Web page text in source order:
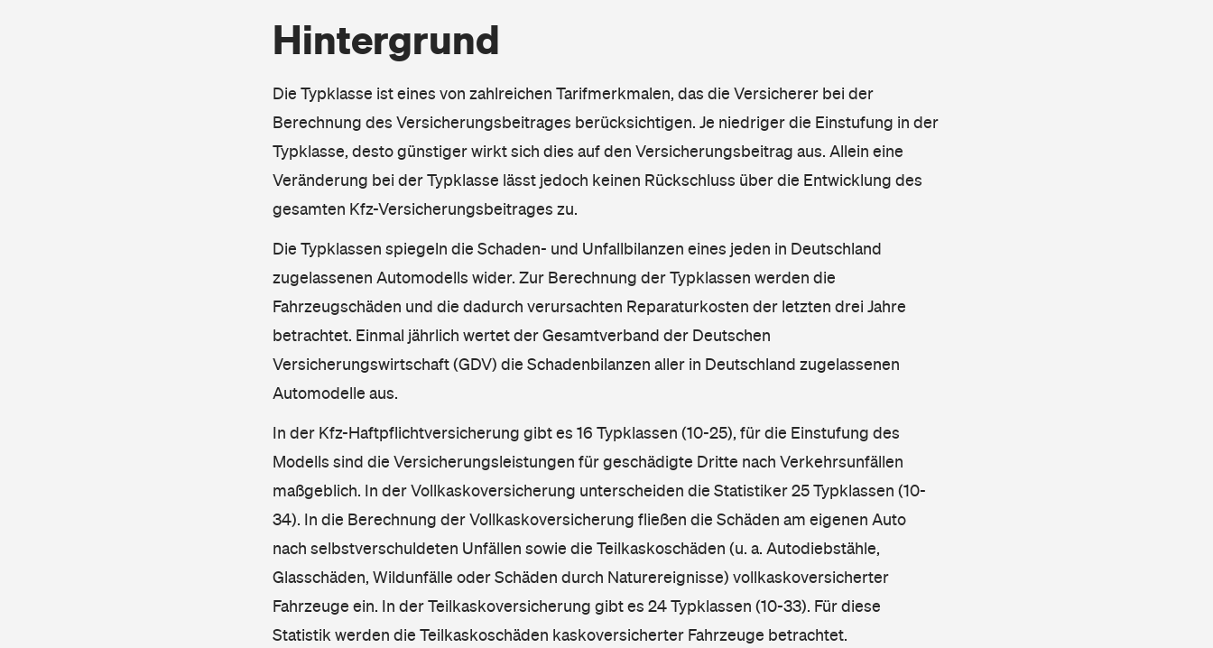
Hintergrund
Die Typklasse ist eines von zahlreichen Tarifmerkmalen, das die Versicherer bei der
Berechnung des Versicherungsbeitrages berücksichtigen. Je niedriger die Einstufung in der
Typklasse, desto günstiger wirkt sich dies auf den Versicherungsbeitrag aus. Allein eine
Veränderung bei der Typklasse lässt jedoch keinen Rückschluss über die Entwicklung des
gesamten Kfz-Versicherungsbeitrages zu.
Die Typklassen spiegeln die Schaden- und Unfallbilanzen eines jeden in Deutschland
zugelassenen Automodells wider. Zur Berechnung der Typklassen werden die
Fahrzeugschäden und die dadurch verursachten Reparaturkosten der letzten drei Jahre
betrachtet. Einmal jährlich wertet der Gesamtverband der Deutschen
Versicherungswirtschaft (GDV) die Schadenbilanzen aller in Deutschland zugelassenen
Automodelle aus.
In der Kfz-Haftpflichtversicherung gibt es 16 Typklassen (10-25), für die Einstufung des
Modells sind die Versicherungsleistungen für geschädigte Dritte nach Verkehrsunfällen
maßgeblich. In der Vollkaskoversicherung unterscheiden die Statistiker 25 Typklassen (10-
34). In die Berechnung der Vollkaskoversicherung fließen die Schäden am eigenen Auto
nach selbstverschuldeten Unfällen sowie die Teilkaskoschäden (u. a. Autodiebstähle,
Glasschäden, Wildunfälle oder Schäden durch Naturereignisse) vollkaskoversicherter
Fahrzeuge ein. In der Teilkaskoversicherung gibt es 24 Typklassen (10-33). Für diese
Statistik werden die Teilkaskoschäden kaskoversicherter Fahrzeuge betrachtet.